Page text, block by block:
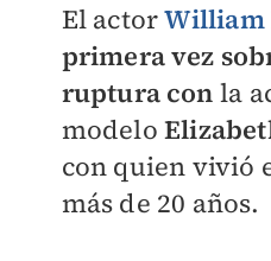
El actorWilliam
primera vez
ruptura con la
modelo
con quien vivió
más de 20 años.